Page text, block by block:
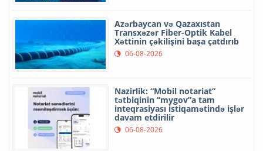
Azərbaycan və Qazaxıstan
Transxəzər Fiber-Optik Kabel
Xəttinin çəkilişini başa çatdırıb
06-08-2026
Nazirlik: “Mobil notariat”
tətbiqinin “mygov”a tam
inteqrasiyası istiqamətində işlər
davam etdirilir
06-08-2026